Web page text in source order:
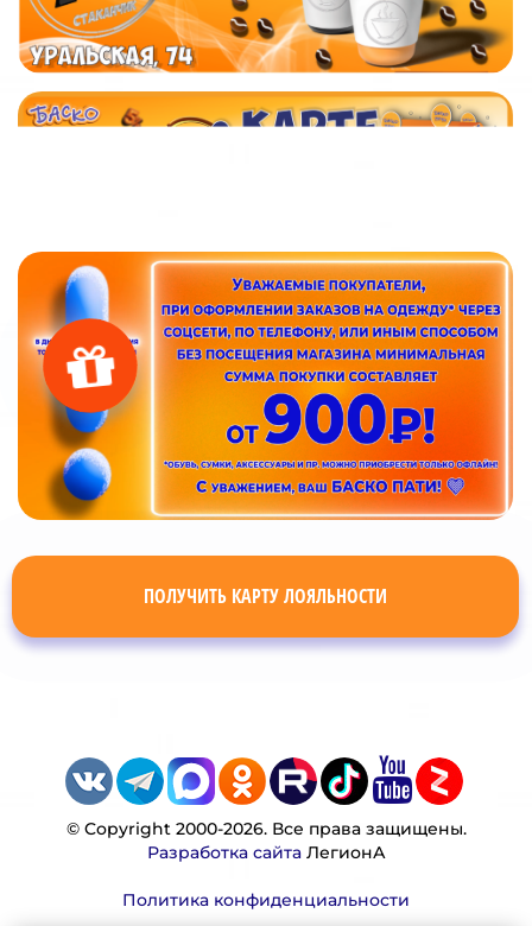
ПОЛУЧИТЬ КАРТУ ЛОЯЛЬНОСТИ
© Copyright 2000-2026. Все права защищены.
Разработка сайтаЛегионА
Политика конфиденциальности